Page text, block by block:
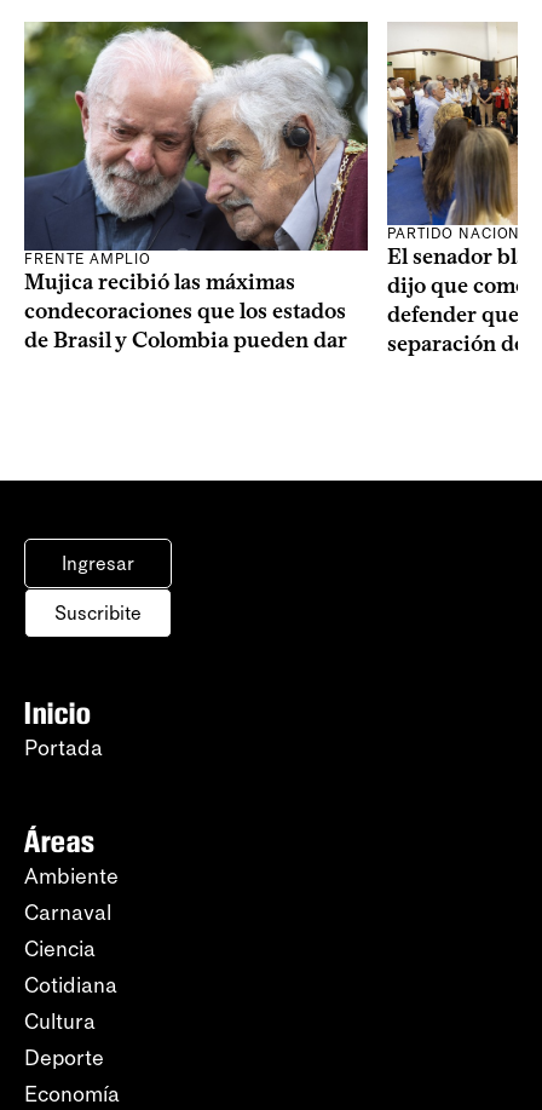
FRENTE AMPLIO
Mujica recibió las máximas
condecoraciones que los estados
de Brasil y Colombia pueden dar
PARTIDO NACIONAL
El senador
dijo que como
defender que
separación de
Ingresar
Suscribite
Inicio
Portada
Áreas
Ambiente
Carnaval
Ciencia
Cotidiana
Cultura
Deporte
Economía